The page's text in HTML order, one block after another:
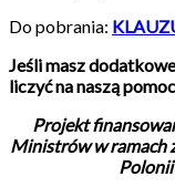
Do pobrania:
Jeśli masz
liczyć na naszą
Projekt
Ministrów w ramach
Polonii